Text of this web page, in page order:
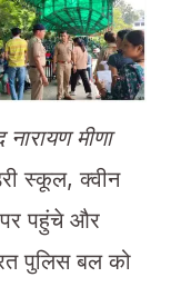
मीणा
स्कूल, क्वीन
पर पहुंचे और
पुलिस बल को